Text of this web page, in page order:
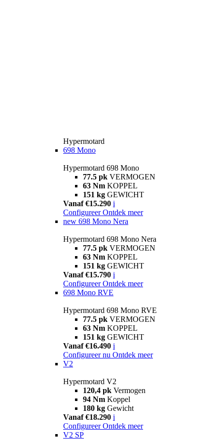
Hypermotard
698 Mono
Hypermotard 698 Mono
77.5 pk VERMOGEN
63 Nm KOPPEL
151 kg GEWICHT
Vanaf €15.290 i
Configureer Ontdek meer
new 698 Mono Nera
Hypermotard 698 Mono Nera
77.5 pk VERMOGEN
63 Nm KOPPEL
151 kg GEWICHT
Vanaf €15.790 i
Configureer Ontdek meer
698 Mono RVE
Hypermotard 698 Mono RVE
77.5 pk VERMOGEN
63 Nm KOPPEL
151 kg GEWICHT
Vanaf €16.490 i
Configureer nu Ontdek meer
V2
Hypermotard V2
120,4 pk Vermogen
94 Nm Koppel
180 kg Gewicht
Vanaf €18.290 i
Configureer Ontdek meer
V2 SP